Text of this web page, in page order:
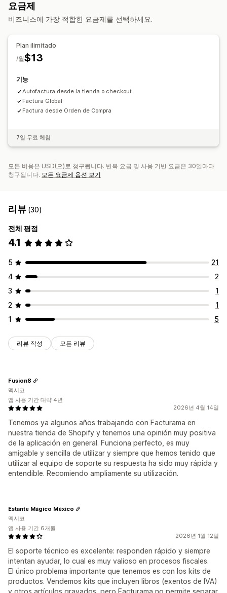
맞춤 설정
파일 관리
보고서
요금제
비즈니스에 가장 적합한 요금제를 선택하세요.
Plan ilimitado
$13
/월
기능
Autofactura desde la tienda o checkout
Factura Global
Factura desde Orden de Compra
7일 무료 체험
모든 비용은 USD(으)로 청구됩니다. 반복 요금 및 사용 기반 요금은 30일마다
청구됩니다. 모든 요금제 옵션 보기
리뷰 (30)
전체 평점
4.1
5
21
4
2
3
1
2
1
1
5
리뷰 작성 모든 리뷰
2026년 4월 14일
Tenemos ya algunos años trabajando con Facturama en
nuestra tienda de Shopify y tenemos una opinión muy positiva
de la aplicación en general. Funciona perfecto, es muy
amigable y sencilla de utilizar y siempre que hemos tenido que
utilizar al equipo de soporte su respuesta ha sido muy rápida y
entendible. Recomiendo ampliamente su utilización.
Fusion8
멕시코
앱 사용 기간 대략 4년
2026년 1월 12일
El soporte técnico es excelente: responden rápido y siempre
intentan ayudar, lo cual es muy valioso en procesos fiscales.
El único problema importante que tenemos es con los kits de
productos. Vendemos kits que incluyen libros (exentos de IVA)
Estante Mágico México
멕시코
앱 사용 기간 6개월